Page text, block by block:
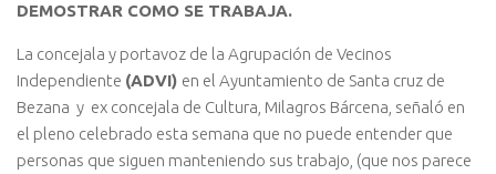
DEMOSTRAR COMO SE TRABAJA.
La concejala y portavoz de la Agrupación de Vecinos
Independiente (ADVI) en el Ayuntamiento de Santa cruz de
Bezana y ex concejala de Cultura, Milagros Bárcena, señaló en
el pleno celebrado esta semana que no puede entender que
personas que siguen manteniendo sus trabajo, (que nos parece